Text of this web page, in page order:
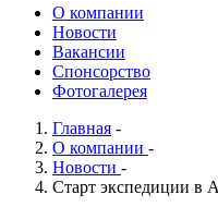
О компании
Новости
Вакансии
Спонсорство
Фотогалерея
Главная -
О компании -
Новости -
Старт экспедиции в